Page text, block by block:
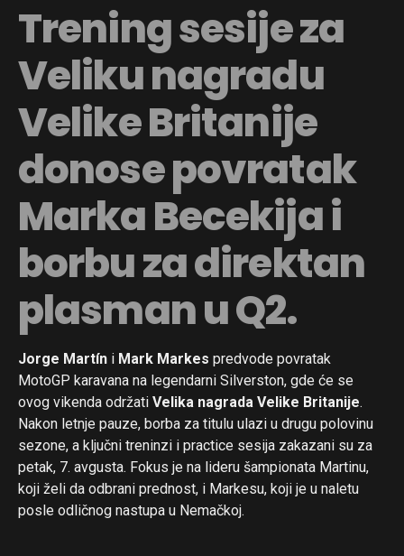
Trening sesije za
Veliku nagradu
Velike Britanije
donose povratak
Marka Becekija i
borbu za direktan
plasman u Q2.
Jorge Martín i Mark Markes predvode povratak
MotoGP karavana na legendarni Silverston, gde će se
ovog vikenda održati Velika nagrada Velike Britanije.
Nakon letnje pauze, borba za titulu ulazi u drugu polovinu
sezone, a ključni treninzi i practice sesija zakazani su za
petak, 7. avgusta. Fokus je na lideru šampionata Martinu,
koji želi da odbrani prednost, i Markesu, koji je u naletu
posle odličnog nastupa u Nemačkoj.